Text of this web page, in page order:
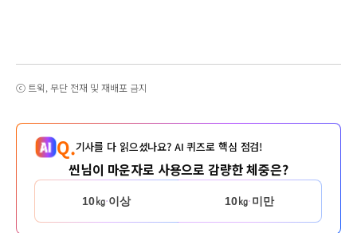
ⓒ 트윅, 무단 전재 및 재배포 금지
Q.기사를 다 읽으셨나요? AI 퀴즈로 핵심 점검!
씬님이 마운자로 사용으로 감량한 체중은?
10㎏ 이상 10㎏ 미만